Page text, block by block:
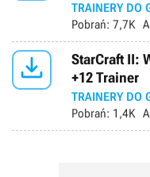
TRAINERY DO
Pobrań: 7,7K

StarCraft II:
+12 Trainer
TRAINERY DO
Pobrań: 1,4K